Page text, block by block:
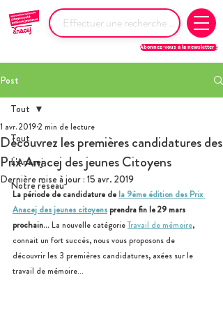
Abonnez-vous à la newsletter !
Post
Tout
L'Anacej
Notre réseau
Tout
Découvrez les premières candidatures des
Prix Anacej des jeunes Citoyens
1 avr. 20192 min de lecture
Dernière mise à jour : 15 avr. 2019
La période de candidature de la 9ème édition des Prix
Anacej des jeunes citoyens prendra fin le 29 mars
prochain… La nouvelle catégorie Travail de mémoire,
connait un fort succès, nous vous proposons de
découvrir les 3 premières candidatures, axées sur le
travail de mémoire…